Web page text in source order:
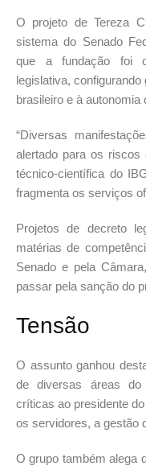
O projeto de Tereza
sistema do Senado
que a fundação foi
legislativa,
brasileiro e à autonomia
“Diversas
alertado para os riscos
técnico-científica do
fragmenta os serviços
Projetos de decreto
matérias de
Senado e pela
passar pela sanção do
Tensão
O assunto ganhou
de diversas áreas
críticas ao presidente
os servidores, a gestão
O grupo também alega